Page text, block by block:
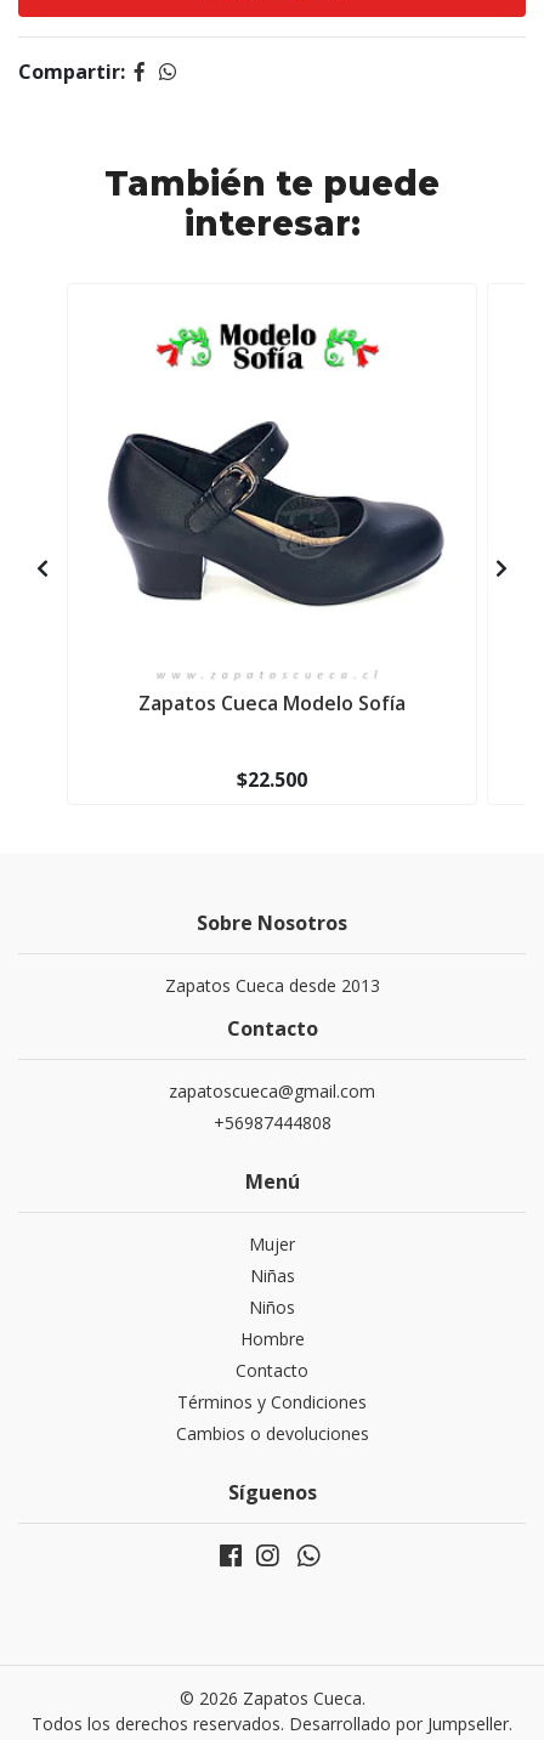
Compartir:
También te puede
interesar:
Zapatos Cueca Modelo Sofía
$22.500
Sobre Nosotros
Zapatos Cueca desde 2013
Contacto
zapatoscueca@gmail.com
+56987444808
Menú
Mujer
Niñas
Niños
Hombre
Contacto
Términos y Condiciones
Cambios o devoluciones
Síguenos
© 2026 Zapatos Cueca.
Todos los derechos reservados. Desarrollado por Jumpseller.